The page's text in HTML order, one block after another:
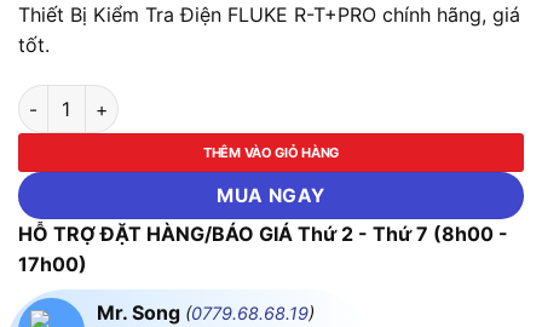
Thiết Bị Kiểm Tra Điện FLUKE R-T+PRO chính hãng, giá
tốt.
Thiết Bị Kiểm Tra Điện FLUKE R-T+PRO số lượng
THÊM VÀO GIỎ HÀNG
MUA NGAY
HỖ TRỢ ĐẶT HÀNG/BÁO GIÁ Thứ 2 - Thứ 7 (8h00 -
17h00)
Mr. Song (0779.68.68.19)